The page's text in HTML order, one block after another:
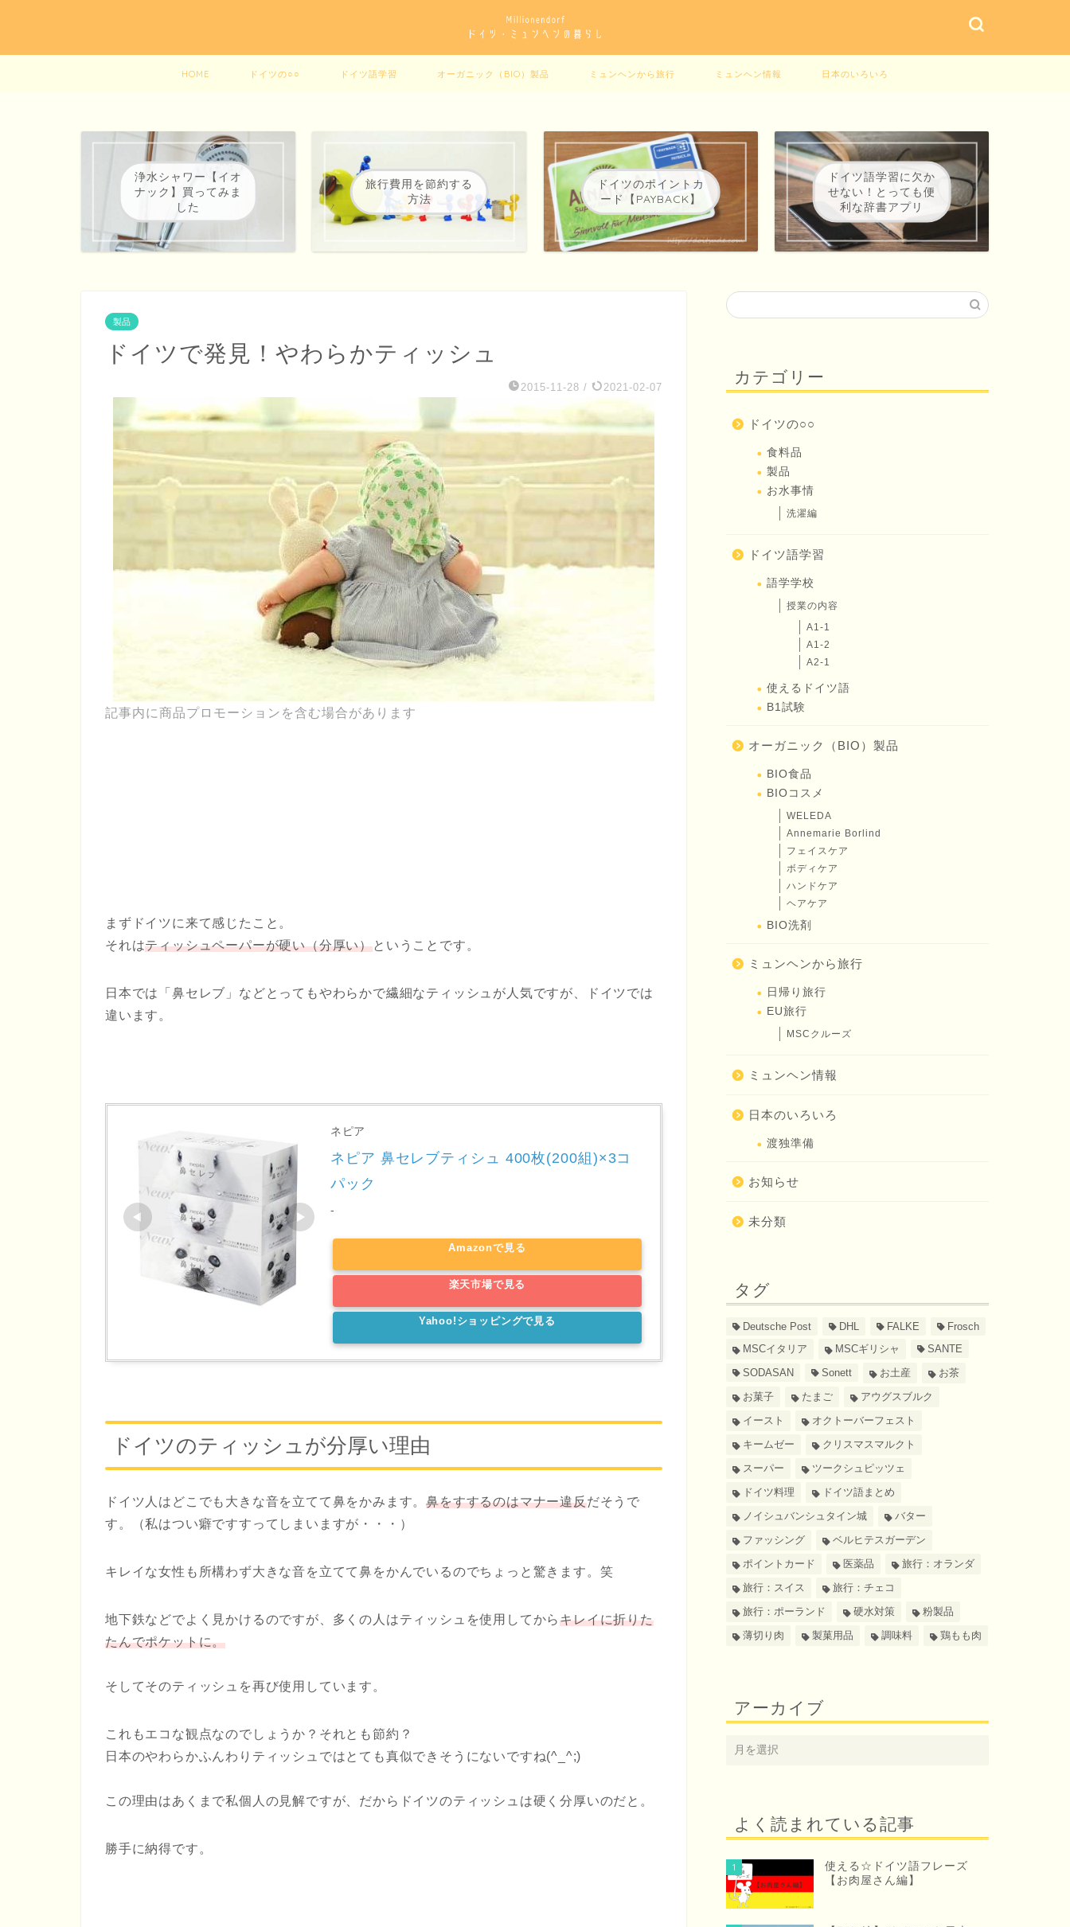
HOME ドイツの○○ ドイツ語学習 オーガニック（BIO）製品 ミュンヘンから旅行 ミュンヘン情報 日本のいろいろ
浄水シャワー【イオ
ナック】買ってみま
した
旅行費用を節約する
方法
ドイツのポイントカ
ード【PAYBACK】
ドイツ語学習に欠か
せない！とっても便
利な辞書アプリ
製品
ドイツで発見！やわらかティッシュ
2015-11-28 / 2021-02-07
記事内に商品プロモーションを含む場合があります
まずドイツに来て感じたこと。
それはティッシュペーパーが硬い（分厚い）ということです。
日本では「鼻セレブ」などとってもやわらかで繊細なティッシュが人気ですが、ドイツでは
違います。
ネピア
ネピア 鼻セレブティシュ 400枚(200組)×3コ
パック
-
Amazonで見る
楽天市場で見る
Yahoo!ショッピングで見る
ドイツのティッシュが分厚い理由
ドイツ人はどこでも大きな音を立てて鼻をかみます。鼻をすするのはマナー違反だそうで
す。（私はつい癖ですすってしまいますが・・・）
キレイな女性も所構わず大きな音を立てて鼻をかんでいるのでちょっと驚きます。笑
地下鉄などでよく見かけるのですが、多くの人はティッシュを使用してからキレイに折りた
たんでポケットに。
そしてそのティッシュを再び使用しています。
これもエコな観点なのでしょうか？それとも節約？
日本のやわらかふんわりティッシュではとても真似できそうにないですね(^_^;)
この理由はあくまで私個人の見解ですが、だからドイツのティッシュは硬く分厚いのだと。
勝手に納得です。
カテゴリー
ドイツの○○
食料品
製品
お水事情
洗濯編
ドイツ語学習
語学学校
授業の内容
A1-1
A1-2
A2-1
使えるドイツ語
B1試験
オーガニック（BIO）製品
BIO食品
BIOコスメ
WELEDA
Annemarie Borlind
フェイスケア
ボディケア
ハンドケア
ヘアケア
BIO洗剤
ミュンヘンから旅行
日帰り旅行
EU旅行
MSCクルーズ
ミュンヘン情報
日本のいろいろ
渡独準備
お知らせ
未分類
タグ
Deutsche Post DHL FALKE
Frosch
MSCイタリア
MSCギリシャ
SANTE
SODASAN
Sonett お土産
お茶
お菓子
たまご
アウグスブルク
イースト
オクトーバーフェスト
キームゼー
クリスマスマルクト
スーパー
ツークシュピッツェ
ドイツ料理
ドイツ語まとめ
ノイシュバンシュタイン城
バター
ファッシング
ベルヒテスガーデン
ポイントカード
医薬品
旅行：オランダ
旅行：スイス
旅行：チェコ
旅行：ポーランド
硬水対策
粉製品
薄切り肉
製菓用品 調味料 鶏もも肉
アーカイブ
よく読まれている記事
1
使える☆ドイツ語フレーズ
【お肉屋さん編】